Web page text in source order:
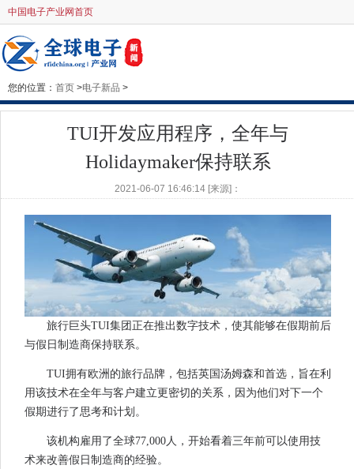
中国电子产业网首页
您的位置： 首页 >电子新品 >
TUI开发应用程序，全年与
Holidaymaker保持联系
2021-06-07 16:46:14 [来源]：
旅行巨头TUI集团正在推出数字技术，使其能够在假期前后
与假日制造商保持联系。
TUI拥有欧洲的旅行品牌，包括英国汤姆森和首选，旨在利
用该技术在全年与客户建立更密切的关系，因为他们对下一个
假期进行了思考和计划。
该机构雇用了全球77,000人，开始看着三年前可以使用技
术来改善假日制造商的经验。